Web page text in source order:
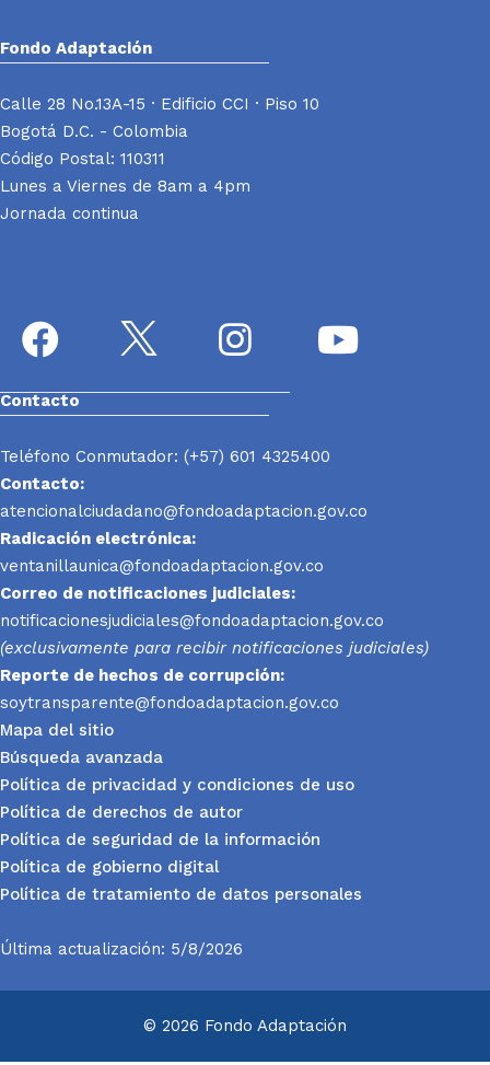
Fondo Adaptación
Calle 28 No.13A-15 · Edificio CCI · Piso 10
Bogotá D.C. - Colombia
Código Postal: 110311
Lunes a Viernes de 8am a 4pm
Jornada continua
Contacto
Teléfono Conmutador: (+57) 601 4325400
Contacto:
atencionalciudadano@fondoadaptacion.gov.co
Radicación electrónica:
ventanillaunica@fondoadaptacion.gov.co
Correo de notificaciones judiciales:
notificacionesjudiciales@fondoadaptacion.gov.co
(exclusivamente para recibir notificaciones judiciales)
Reporte de hechos de corrupción:
soytransparente@fondoadaptacion.gov.co
Mapa del sitio
Búsqueda avanzada
Política de privacidad y condiciones de uso
Política de derechos de autor
Política de seguridad de la información
Política de gobierno digital
Política de tratamiento de datos personales
Última actualización: 5/8/2026
© 2026 Fondo Adaptación